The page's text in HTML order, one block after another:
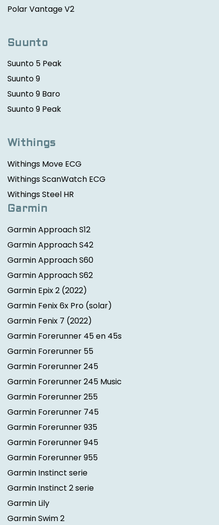
Polar Vantage V2
Suunto
Suunto 5 Peak
Suunto 9
Suunto 9 Baro
Suunto 9 Peak
Withings
Withings Move ECG
Withings ScanWatch ECG
Withings Steel HR
Garmin
Garmin Approach S12
Garmin Approach S42
Garmin Approach S60
Garmin Approach S62
Garmin Epix 2 (2022)
Garmin Fenix 6x Pro (solar)
Garmin Fenix 7 (2022)
Garmin Forerunner 45 en 45s
Garmin Forerunner 55
Garmin Forerunner 245
Garmin Forerunner 245 Music
Garmin Forerunner 255
Garmin Forerunner 745
Garmin Forerunner 935
Garmin Forerunner 945
Garmin Forerunner 955
Garmin Instinct serie
Garmin Instinct 2 serie
Garmin Lily
Garmin Swim 2